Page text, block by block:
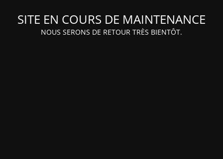
SITE EN COURS DE MAINTENANCE
NOUS SERONS DE RETOUR TRÈS BIENTÔT.